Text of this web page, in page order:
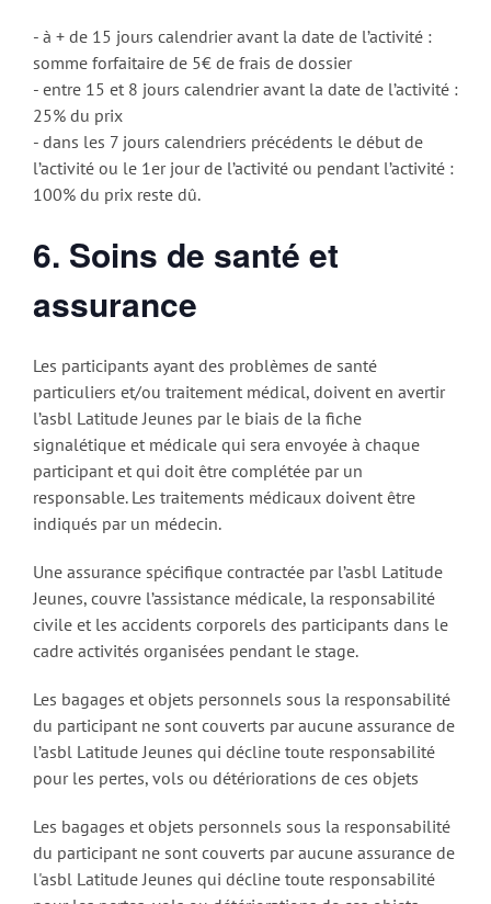
- à + de 15 jours calendrier avant la date de l’activité :
somme forfaitaire de 5€ de frais de dossier
- entre 15 et 8 jours calendrier avant la date de l’activité :
25% du prix
- dans les 7 jours calendriers précédents le début de
l’activité ou le 1er jour de l’activité ou pendant l’activité :
100% du prix reste dû.
6. Soins de santé et
assurance
Les participants ayant des problèmes de santé
particuliers et/ou traitement médical, doivent en avertir
l’asbl Latitude Jeunes par le biais de la fiche
signalétique et médicale qui sera envoyée à chaque
participant et qui doit être complétée par un
responsable. Les traitements médicaux doivent être
indiqués par un médecin.
Une assurance spécifique contractée par l’asbl Latitude
Jeunes, couvre l’assistance médicale, la responsabilité
civile et les accidents corporels des participants dans le
cadre activités organisées pendant le stage.
Les bagages et objets personnels sous la responsabilité
du participant ne sont couverts par aucune assurance de
l’asbl Latitude Jeunes qui décline toute responsabilité
pour les pertes, vols ou détériorations de ces objets
Les bagages et objets personnels sous la responsabilité
du participant ne sont couverts par aucune assurance de
l'asbl Latitude Jeunes qui décline toute responsabilité